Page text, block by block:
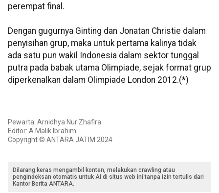
perempat final.
Dengan gugurnya Ginting dan Jonatan Christie dalam
penyisihan grup, maka untuk pertama kalinya tidak
ada satu pun wakil Indonesia dalam sektor tunggal
putra pada babak utama Olimpiade, sejak format grup
diperkenalkan dalam Olimpiade London 2012.(*)
Pewarta: Arnidhya Nur Zhafira
Editor: A Malik Ibrahim
Copyright © ANTARA JATIM 2024
Dilarang keras mengambil konten, melakukan crawling atau
pengindeksan otomatis untuk AI di situs web ini tanpa izin tertulis dari
Kantor Berita ANTARA.